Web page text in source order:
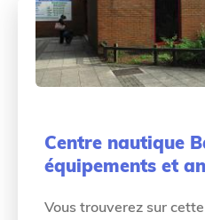
Centre nautique
équipements et
Vous trouverez sur